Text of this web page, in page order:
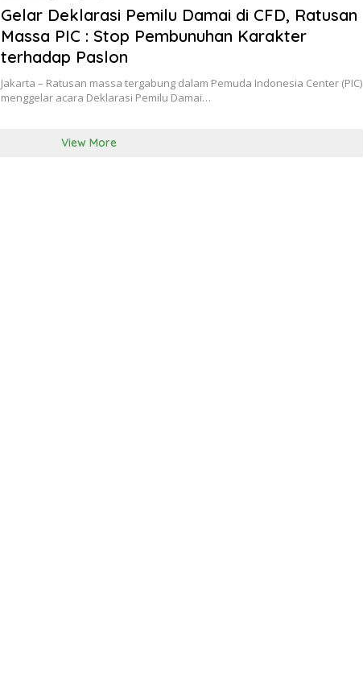
Gelar Deklarasi Pemilu Damai di CFD, Ratusan
Massa PIC : Stop Pembunuhan Karakter
terhadap Paslon
Jakarta – Ratusan massa tergabung dalam Pemuda Indonesia Center (PIC)
menggelar acara Deklarasi Pemilu Damai…
View More